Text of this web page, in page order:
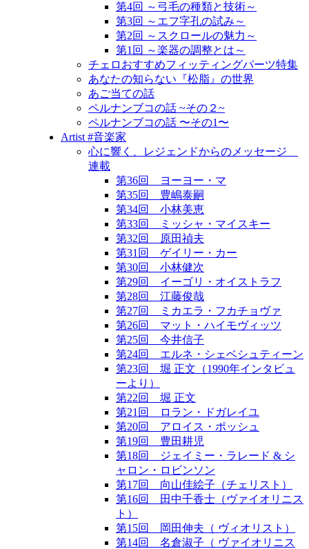
第4回 ～弓毛の種類と技術～
第3回 ～エフ字孔の試み～
第2回 ～スクロールの魅力～
第1回 ～楽器の調整とは～
チェロおすすめフィッティングパーツ特集
あなたの知らない『松脂』の世界
あご当ての話
ペルナンブコの話 ~その２~
ペルナンブコの話 〜その1〜
Artist #音楽家
心に響く、レジェンドからのメッセージ
連載
第36回 ヨーヨー・マ
第35回 豊嶋泰嗣
第34回 小林美恵
第33回 ミッシャ・マイスキー
第32回 原田禎夫
第31回 ゲイリー・カー
第30回 小林健次
第29回 イーゴリ・オイストラフ
第28回 江藤俊哉
第27回 ミカエラ・フカチョヴァ
第26回 マット・ハイモヴィッツ
第25回 今井信子
第24回 エルネ・シェベシュティーン
第23回 堀 正文（1990年インタビュ
ーより）
第22回 堀 正文
第21回 ロラン・ドガレイユ
第20回 アロイス・ポッシュ
第19回 豊田耕児
第18回 ジェイミー・ラレード & シ
ャロン・ロビンソン
第17回 向山佳絵子（チェリスト）
第16回 田中千香士（ヴァイオリニス
ト）
第15回 岡田伸夫（ ヴィオリスト）
第14回 名倉淑子（ ヴァイオリニス